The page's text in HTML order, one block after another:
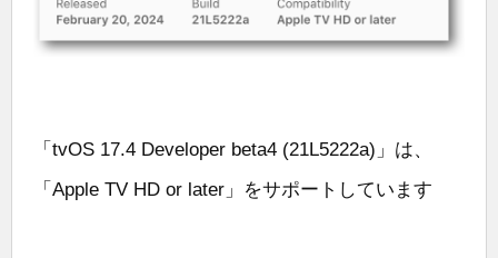
「tvOS 17.4 Developer beta4 (21L5222a)」は、
「Apple TV HD or later」をサポートしています